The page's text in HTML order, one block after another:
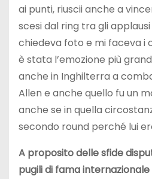
ai punti, riuscii anche a
scesi dal ring tra gli
chiedeva foto e mi faceva i
è stata l’emozione più
anche in Inghilterra a
Allen e anche quello fu un
anche se in quella
secondo round perché lui
A proposito delle sfide
pugili di fama